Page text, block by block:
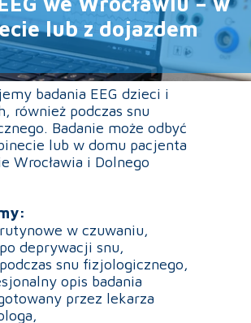
badania EEG dzieci i
również podczas snu
Badanie może odbyć
lub w domu pacjenta
Wrocławia i Dolnego
w czuwaniu,
deprywacji snu,
snu fizjologicznego,
opis badania
przez lekarza
lub z dojazdem